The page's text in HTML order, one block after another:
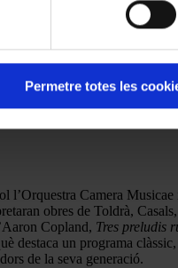
Permetre totes les
Camera
obres de Toldrà,
Copland, Tres preludis
destaca un programa
de la seva generació.